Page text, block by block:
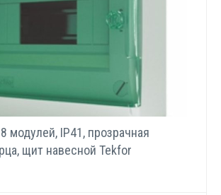
модулей, IP41, прозрачная
щит навесной Tekfor